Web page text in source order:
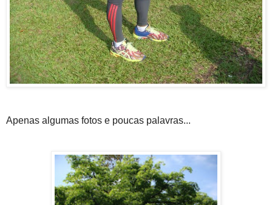
Apenas algumas fotos e poucas palavras...